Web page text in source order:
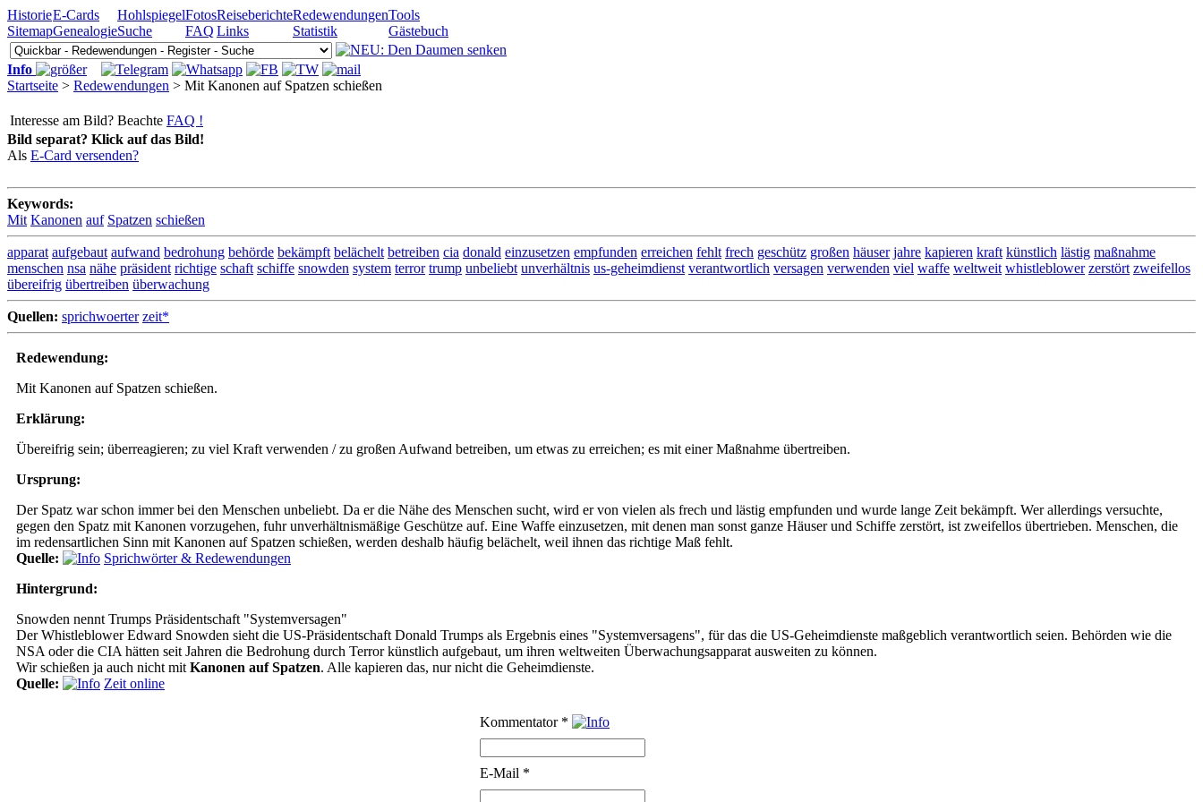
HistorieE-Cards HohlspiegelFotosReiseberichteRedewendungenTools
SitemapGenealogieSuche FAQ Links Statistik Gästebuch
Info
Startseite > Redewendungen > Mit Kanonen auf Spatzen schießen
Interesse am Bild? Beachte FAQ !
Bild separat? Klick auf das Bild!
Als E-Card versenden?
Keywords:
Mit Kanonen auf Spatzen schießen
apparat aufgebaut aufwand bedrohung behörde bekämpft belächelt betreiben cia donald einzusetzen empfunden erreichen fehlt frech geschütz großen häuser jahre kapieren kraft künstlich lästig maßnahme
menschen nsa nähe präsident richtige schaft schiffe snowden system terror trump unbeliebt unverhältnis us-geheimdienst verantwortlich versagen verwenden viel waffe weltweit whistleblower zerstört zweifellos
übereifrig übertreiben überwachung
Quellen: sprichwoerter zeit*
Redewendung:
Mit Kanonen auf Spatzen schießen.
Erklärung:
Übereifrig sein; überreagieren; zu viel Kraft verwenden / zu großen Aufwand betreiben, um etwas zu erreichen; es mit einer Maßnahme übertreiben.
Ursprung:
Der Spatz war schon immer bei den Menschen unbeliebt. Da er die Nähe des Menschen sucht, wird er von vielen als frech und lästig empfunden und wurde lange Zeit bekämpft. Wer allerdings versuchte,
gegen den Spatz mit Kanonen vorzugehen, fuhr unverhältnismäßige Geschütze auf. Eine Waffe einzusetzen, mit denen man sonst ganze Häuser und Schiffe zerstört, ist zweifellos übertrieben. Menschen, die
im redensartlichen Sinn mit Kanonen auf Spatzen schießen, werden deshalb häufig belächelt, weil ihnen das richtige Maß fehlt.
Quelle:
Sprichwörter & Redewendungen
Hintergrund:
Snowden nennt Trumps Präsidentschaft "Systemversagen"
Der Whistleblower Edward Snowden sieht die US-Präsidentschaft Donald Trumps als Ergebnis eines "Systemversagens", für das die US-Geheimdienste maßgeblich verantwortlich seien. Behörden wie die
NSA oder die CIA hätten seit Jahren die Bedrohung durch Terror künstlich aufgebaut, um ihren weltweiten Überwachungsapparat ausweiten zu können.
Wir schießen ja auch nicht mit Kanonen auf Spatzen. Alle kapieren das, nur nicht die Geheimdienste.
Quelle:
Zeit online
Kommentator *
E-Mail *